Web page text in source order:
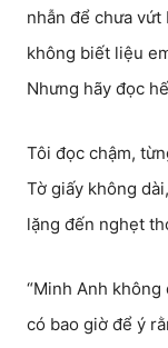
nhẫn để chưa
không biết liệu
Nhưng hãy đọc
Tôi đọc chậm,
Tờ giấy không
lặng đến nghẹt
“Minh Anh
có bao giờ để ý